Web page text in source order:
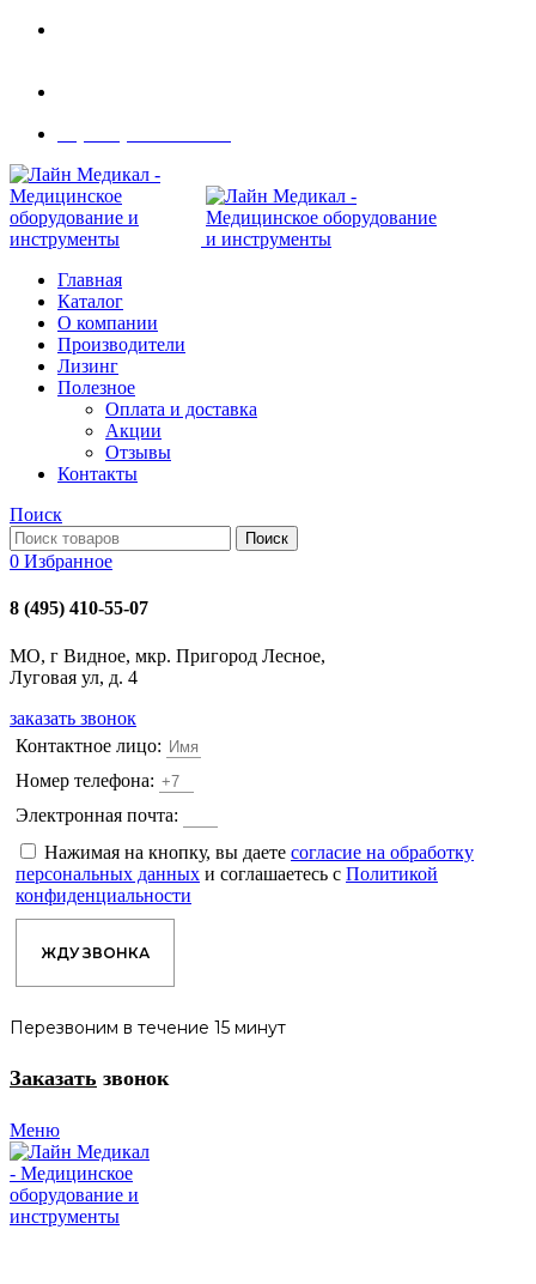
Главная
Каталог
О компании
Производители
Лизинг
Полезное
Оплата и доставка
Акции
Отзывы
Контакты
Поиск
Поиск
0 Избранное
8 (495) 410-55-07
МО, г Видное, мкр. Пригород Лесное,
Луговая ул, д. 4
заказать звонок
Контактное лицо:
Номер телефона:
Электронная почта:
Нажимая на кнопку, вы даете согласие на обработку
персональных данных и соглашаетесь с Политикой
конфиденциальности
ЖДУ ЗВОНКА
Перезвоним в течение 15 минут
Заказать звонок
Меню